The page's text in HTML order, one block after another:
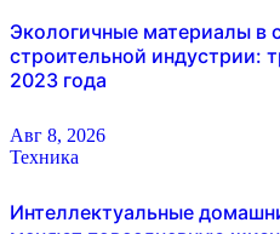
Экологичные материалы в
строительной индустрии:
2023 года
Авг 8, 2026
Техника
Интеллектуальные